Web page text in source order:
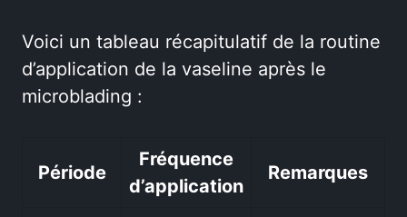
Voici un tableau récapitulatif de la routine
d’application de la vaseline après le
microblading :
Période
Fréquence
d’application
Remarques